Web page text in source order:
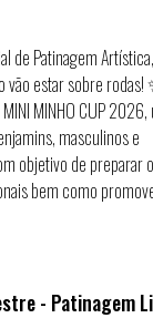
de Patinagem
estar sobre rodas!
MINHO CUP 2026,
masculinos e
objetivo de preparar
bem como
- Patinagem